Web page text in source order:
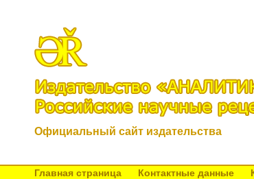
Официальный сайт издательства
Главная страница Контактные данные